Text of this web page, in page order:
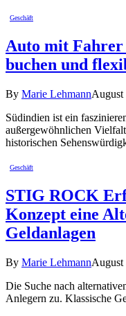
Geschäft
Auto mit Fahrer
buchen und
By Marie LehmannAugust
Südindien ist ein
außergewöhnlichen
historischen
Geschäft
STIG ROCK
Konzept eine
Geldanlagen
By Marie LehmannAugust
Die Suche nach
Anlegern zu. Klassische